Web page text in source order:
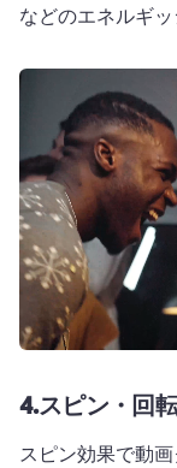
などのエネルギ
4.スピン・回
スピン効果で動